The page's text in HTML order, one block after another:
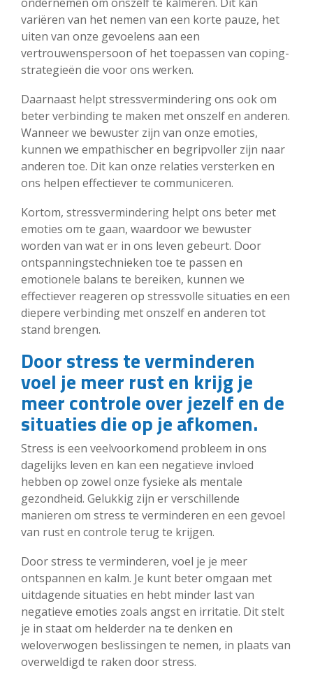
variëren van het nemen van een korte pauze, het
uiten van onze gevoelens aan een
vertrouwenspersoon of het toepassen van coping-
strategieën die voor ons werken.
Daarnaast helpt stressvermindering ons ook om
beter verbinding te maken met onszelf en anderen.
Wanneer we bewuster zijn van onze emoties,
kunnen we empathischer en begripvoller zijn naar
anderen toe. Dit kan onze relaties versterken en
ons helpen effectiever te communiceren.
Kortom, stressvermindering helpt ons beter met
emoties om te gaan, waardoor we bewuster
worden van wat er in ons leven gebeurt. Door
ontspanningstechnieken toe te passen en
emotionele balans te bereiken, kunnen we
effectiever reageren op stressvolle situaties en een
diepere verbinding met onszelf en anderen tot
stand brengen.
Door stress te verminderen
voel je meer rust en krijg je
meer controle over jezelf en de
situaties die op je afkomen.
Stress is een veelvoorkomend probleem in ons
dagelijks leven en kan een negatieve invloed
hebben op zowel onze fysieke als mentale
gezondheid. Gelukkig zijn er verschillende
manieren om stress te verminderen en een gevoel
van rust en controle terug te krijgen.
Door stress te verminderen, voel je je meer
ontspannen en kalm. Je kunt beter omgaan met
uitdagende situaties en hebt minder last van
negatieve emoties zoals angst en irritatie. Dit stelt
je in staat om helderder na te denken en
weloverwogen beslissingen te nemen, in plaats van
overweldigd te raken door stress.